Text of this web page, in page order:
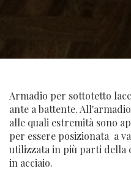
Armadio per sottotetto
ante a battente.
alle quali estremità sono
per essere posizionata a
utilizzata in più parti della
in acciaio.